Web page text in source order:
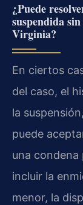
¿Puede
suspendida
Virginia?
En ciertos
del caso, el
la
puede
una condena
incluir la
menor, la